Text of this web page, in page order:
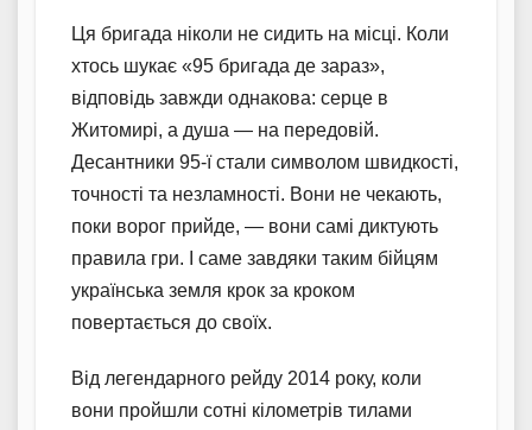
Ця бригада ніколи не сидить на місці. Коли
хтось шукає «95 бригада де зараз»,
відповідь завжди однакова: серце в
Житомирі, а душа — на передовій.
Десантники 95-ї стали символом швидкості,
точності та незламності. Вони не чекають,
поки ворог прийде, — вони самі диктують
правила гри. І саме завдяки таким бійцям
українська земля крок за кроком
повертається до своїх.
Від легендарного рейду 2014 року, коли
вони пройшли сотні кілометрів тилами